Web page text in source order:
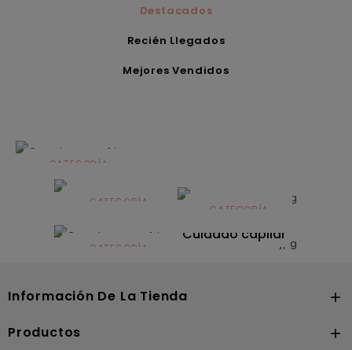
Destacados
Recién Llegados
Mejores Vendidos
CATEGORÍA
Alimentación
infantilCATEGORÍA
Dermocosmética
CATEGORÍA
Solares
CATEGORÍA
Cuidado capilar
Información De La Tienda 
Productos 